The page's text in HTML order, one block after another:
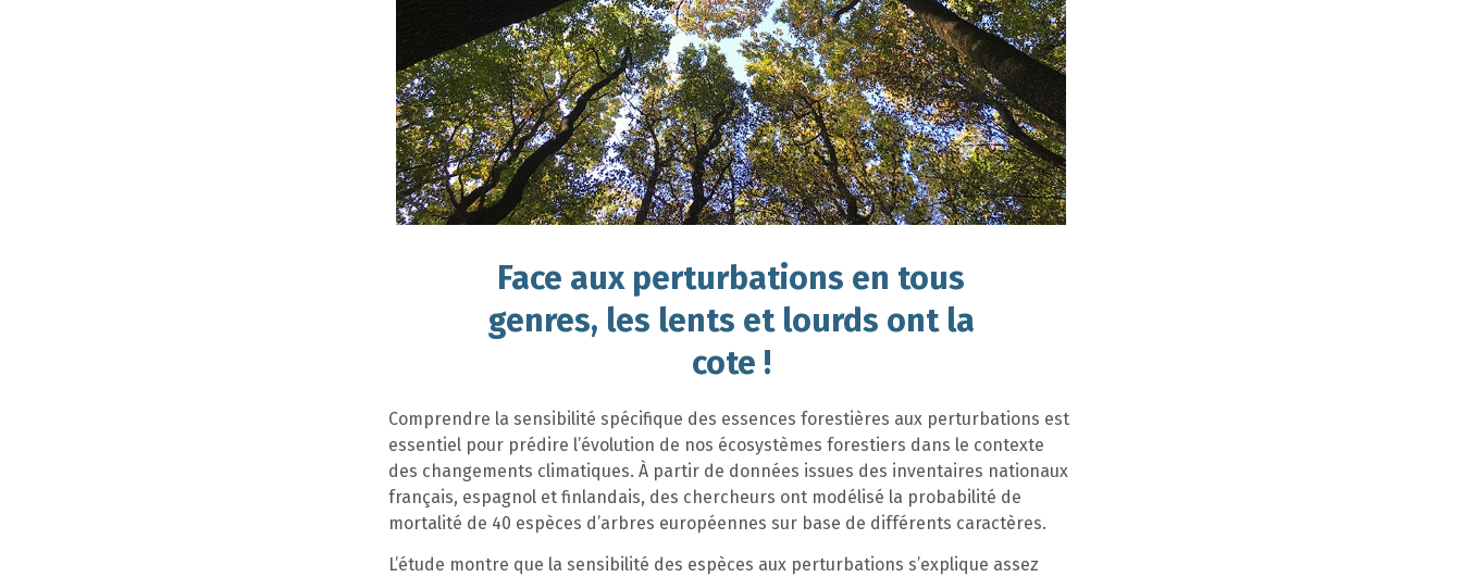
Face aux perturbations en tous
genres, les lents et lourds ont la
cote !
Comprendre la sensibilité spécifique des essences forestières aux perturbations est
essentiel pour prédire l’évolution de nos écosystèmes forestiers dans le contexte
des changements climatiques. À partir de données issues des inventaires nationaux
français, espagnol et finlandais, des chercheurs ont modélisé la probabilité de
mortalité de 40 espèces d’arbres européennes sur base de différents caractères.
L’étude montre que la sensibilité des espèces aux perturbations s’explique assez